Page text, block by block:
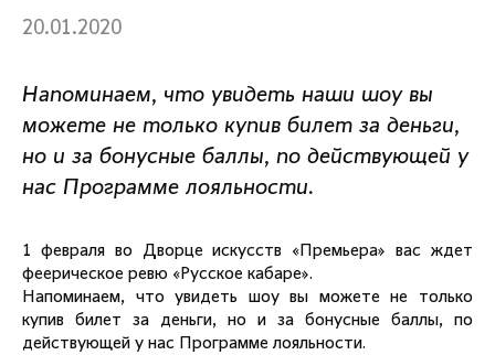
20.01.2020
Напоминаем, что увидеть наши шоу вы
можете не только купив билет за деньги,
но и за бонусные баллы, по действующей у
нас Программе лояльности.
1 февраля во Дворце искусств «Премьера» вас ждет
феерическое ревю «Русское кабаре».
Напоминаем, что увидеть шоу вы можете не только
купив билет за деньги, но и за бонусные баллы, по
действующей у нас Программе лояльности.